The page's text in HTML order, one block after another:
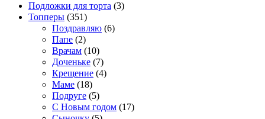
Подложки для торта (3)
Топперы (351)
Поздравляю (6)
Папе (2)
Врачам (10)
Доченьке (7)
Крещение (4)
Маме (18)
Подруге (5)
С Новым годом (17)